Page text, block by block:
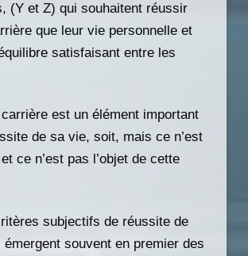
(Y et Z) qui souhaitent réussir
que leur vie personnelle et
satisfaisant entre les
est un élément important
de sa vie, soit, mais ce n’est
ce n’est pas l’objet de cette
subjectifs de réussite de
souvent en premier des